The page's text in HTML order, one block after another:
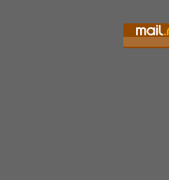
Алтайского края. XXXVI летняя.